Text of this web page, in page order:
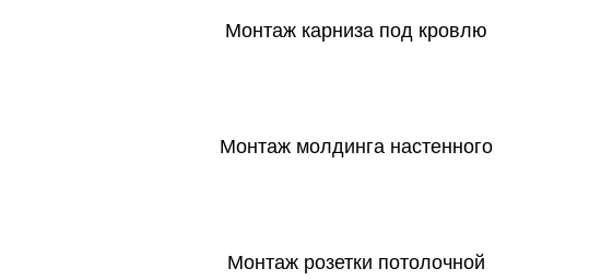
Монтаж карниза под кровлю
Монтаж молдинга настенного
Монтаж розетки потолочной